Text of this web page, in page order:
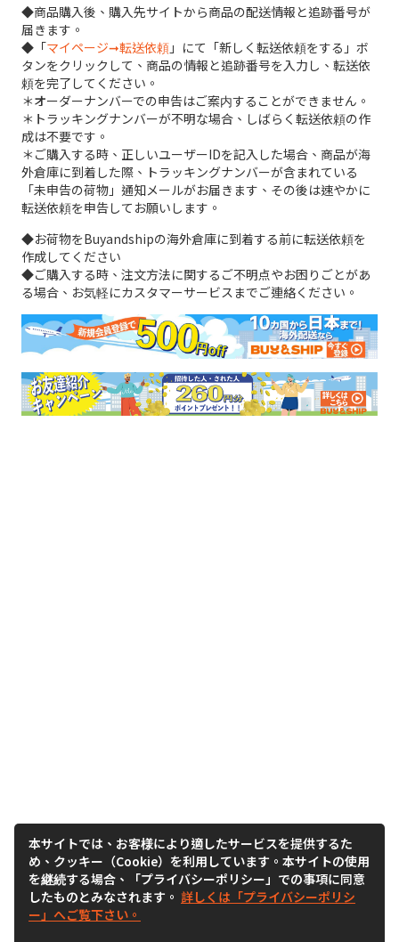
◆商品購入後、購入先サイトから商品の配送情報と追跡番号が
届きます。
◆「マイページ➞転送依頼 」にて「新しく転送依頼をする」ボ
タンをクリックして、商品の情報と追跡番号を入力し、転送依
頼を完了してください。
＊オーダーナンバーでの申告はご案内することができません。
＊トラッキングナンバーが不明な場合、しばらく転送依頼の作
成は不要です。
＊ご購入する時、正しいユーザーIDを記入した場合、商品が海
外倉庫に到着した際、トラッキングナンバーが含まれている
「未申告の荷物」通知メールがお届きます、その後は速やかに
転送依頼を申告してお願いします。
◆お荷物をBuyandshipの海外倉庫に到着する前に転送依頼を
作成してください
◆ご購入する時、注文方法に関するご不明点やお困りごとがあ
る場合、お気軽にカスタマーサービスまでご連絡ください。
本サイトでは、お客様により適したサービスを提供するた
め、クッキー（Cookie）を利用しています。本サイトの使用
を継続する場合、「プライバシーポリシー」での事項に同意
したものとみなされます。 詳しくは「プライバシーポリシ
ー」へご覧下さい。